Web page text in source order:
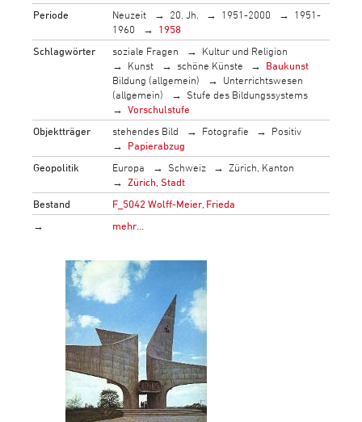
Periode
Neuzeit 20. Jh. 1951-2000
1951-
1960
1958
Schlagwörter
soziale Fragen
Kultur und Religion
Kunst
schöne Künste
Baukunst
Bildung (allgemein)
Unterrichtswesen
(allgemein)
Stufe des Bildungssystems
Vorschulstufe
Objektträger
stehendes Bild Fotografie
Positiv
Papierabzug
Geopolitik
Europa Schweiz
Zürich, Kanton
Zürich, Stadt
Bestand
F_5042 Wolff-Meier, Frieda
→
mehr…